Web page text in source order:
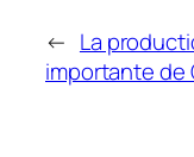
← La
importante de